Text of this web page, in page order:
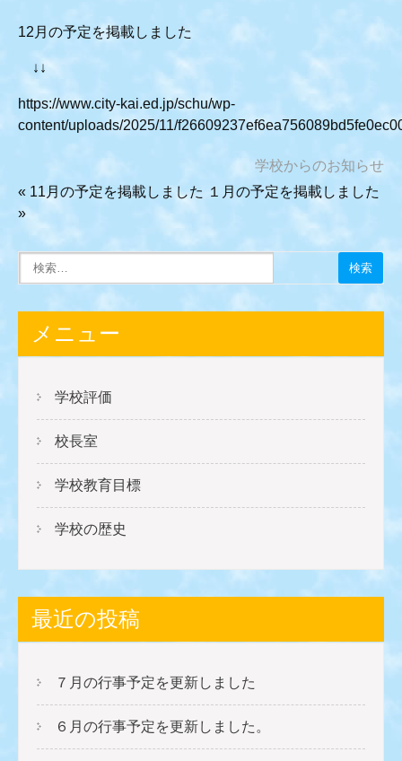
12月の予定を掲載しました
↓↓
https://www.city-kai.ed.jp/schu/wp-
content/uploads/2025/11/
学校からのお知らせ
« 11月の予定を掲載しました １月の予定を掲載しました
»
メニュー
学校評価
校長室
学校教育目標
学校の歴史
最近の投稿
７月の行事予定を更新しました
６月の行事予定を更新しました。